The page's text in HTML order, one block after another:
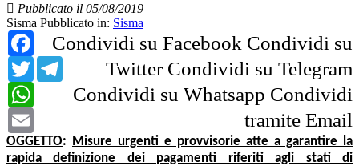
Pubblicato il 05/08/2019
Sisma Pubblicato in: Sisma
Condividi su Facebook
Facebook
Condividi su
Twitter
Twitter Condividi su Telegram
Telegram
Condividi su Whatsapp
WhatsApp
Condividi
tramite Email
OGGETTO:
Misure urgenti e provvisorie atte a garantire la
rapida definizione dei pagamenti riferiti agli stati di